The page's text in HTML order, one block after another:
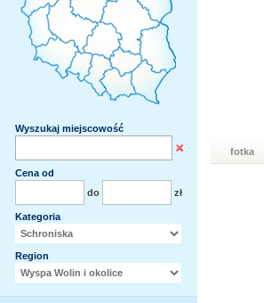
Wyszukaj miejscowość
Cena od
do
zł
Kategoria
Region
fotka